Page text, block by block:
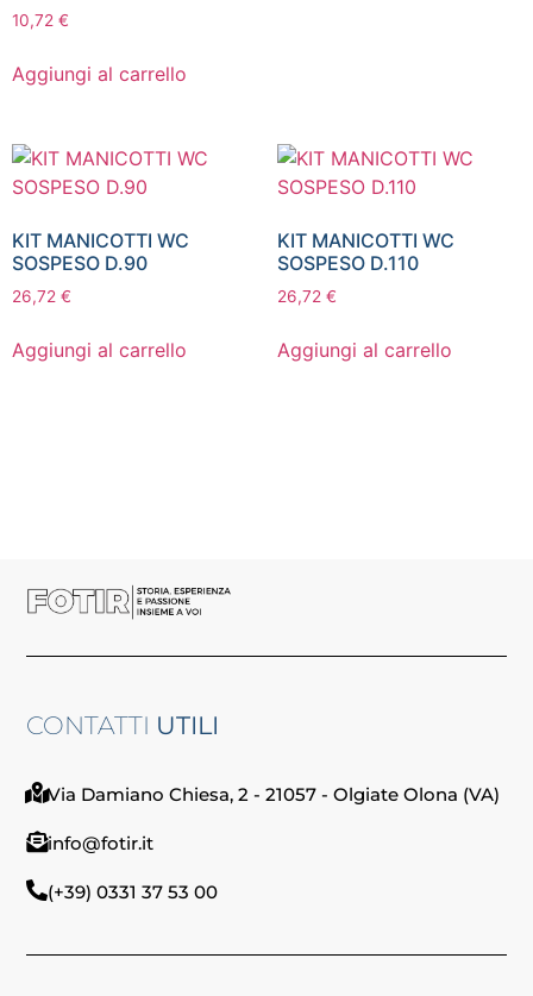
10,72 €
Aggiungi al carrello
KIT MANICOTTI WC
SOSPESO D.90
26,72 €
Aggiungi al carrello
KIT MANICOTTI WC
SOSPESO D.110
26,72 €
Aggiungi al carrello
CONTATTI UTILI
Via Damiano Chiesa, 2 - 21057 - Olgiate Olona (VA)
info@fotir.it
(+39) 0331 37 53 00